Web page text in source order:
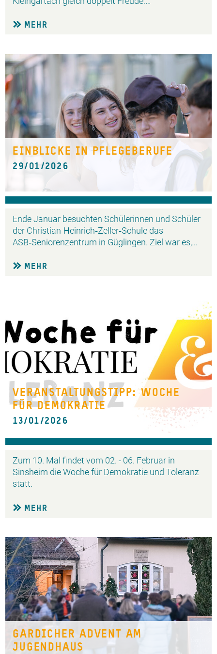
MEHR
EINBLICKE IN PFLEGEBERUFE
29/01/2026
Ende Januar besuchten Schülerinnen und Schüler
der Christian-Heinrich‑Zeller‑Schule das
ASB‑Seniorenzentrum in Güglingen. Ziel war es,…
MEHR
VERANSTALTUNGSTIPP: WOCHE
FÜR DEMOKRATIE
13/01/2026
Zum 10. Mal findet vom 02. - 06. Februar in
Sinsheim die Woche für Demokratie und Toleranz
statt.
MEHR
GARDICHER ADVENT AM
JUGENDHAUS